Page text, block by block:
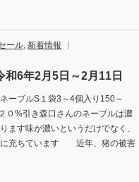
ール, 新着情報
和6年2月5日～2月11日
ーブルS１袋3～4個入り150～
０%引き森口さんのネーブルは濃
ます味が濃いというだけでなく、
に充ちています 近年、猪の被害